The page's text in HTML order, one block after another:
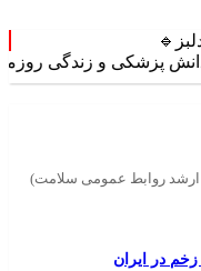
و زندگی روزمره ⚕️
روابط عمومی سلامت)
در ایران